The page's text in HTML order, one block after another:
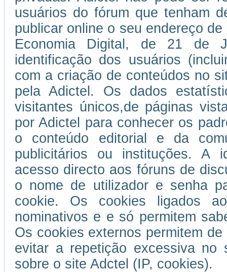
usuários do fórum que tenham
publicar online o seu endereço
Economia Digital, de 21 de
identificação dos usuários
com a criação de conteúdos no
pela Adictel. Os dados
visitantes únicos,de páginas
por Adictel para conhecer os
o conteúdo editorial e da
publicitários ou instituções. A
acesso directo aos fóruns de
o nome de utilizador e senha
cookie. Os cookies ligados
nominativos e e só permitem
Os cookies externos permitem
evitar a repetição excessiva no
sobre o site Adctel (IP, cookies).